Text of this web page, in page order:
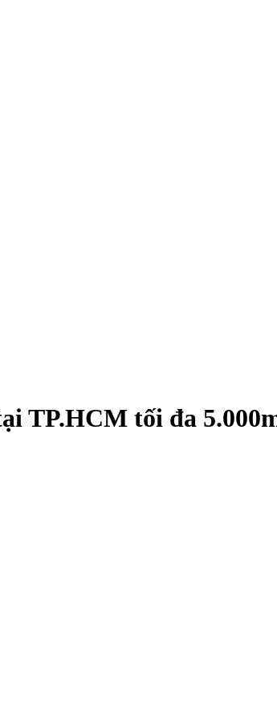
TP.HCM tối đa